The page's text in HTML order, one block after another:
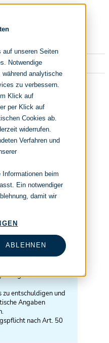
auf unseren Seiten
Notwendige
analytische
zu verbessern.
Klick auf
per Klick auf
Cookies ab.
widerrufen.
Verfahren und
Informationen beim
Ein notwendiger
damit wir
ABLEHNEN
Beratung
Beratung
Transformation
Inhalt kann Fehler
Ihnen helfen,
– ganz ohne
beim Lesen.
KI-gestützt
entschuldigen und
Angaben
nach Art. 50